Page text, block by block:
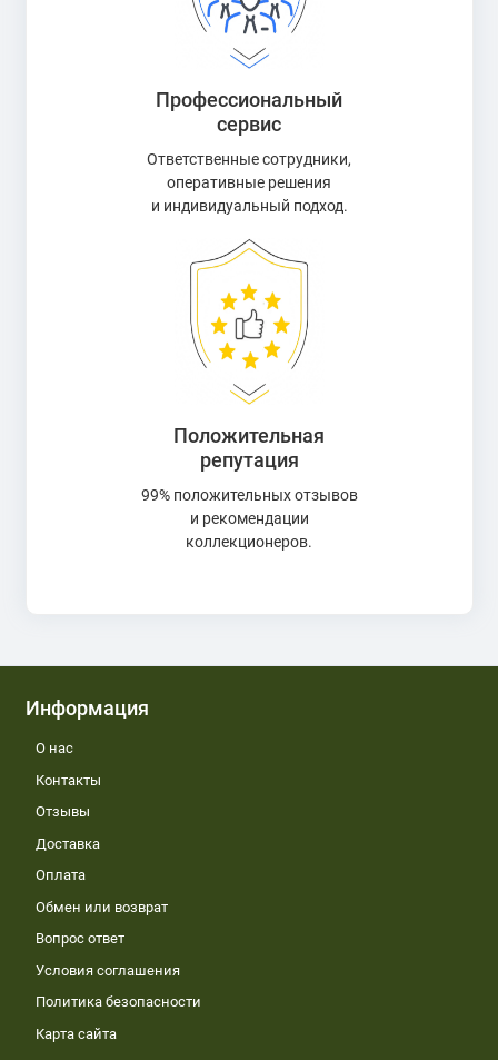
Профессиональный
сервис
Ответственные сотрудники,
оперативные решения
и индивидуальный подход.
Положительная
репутация
99% положительных отзывов
и рекомендации
коллекционеров.
Информация
О нас
Контакты
Отзывы
Доставка
Оплата
Обмен или возврат
Вопрос ответ
Условия соглашения
Политика безопасности
Карта сайта